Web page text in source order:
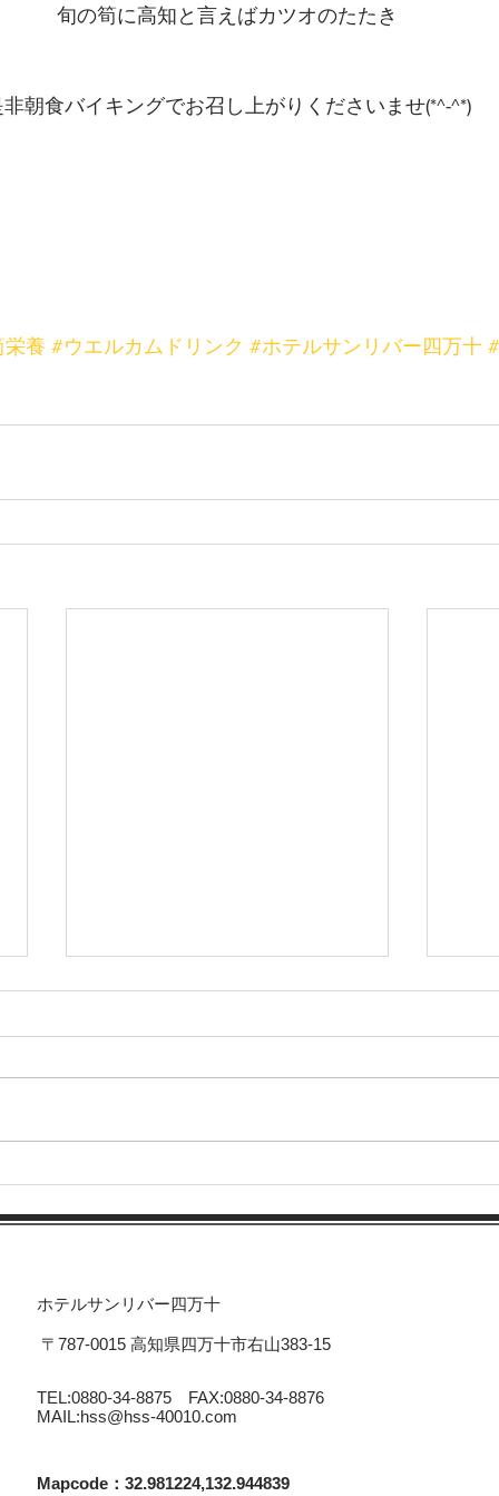
旬の筍に高知と言えばカツオのたたき
朝食バイキングでお召し上がりくださいませ(*^-^*)
栄養 #ウエルカムドリンク #ホテルサンリバー四万十
ホテルサンリバー四万十
〒787-0015 高知県四万十市右山383-15
TEL:0880-34-8875 FAX:0880-34-8876
MAIL:hss@hss-40010.com
​Mapcode：32.981224,132.944839